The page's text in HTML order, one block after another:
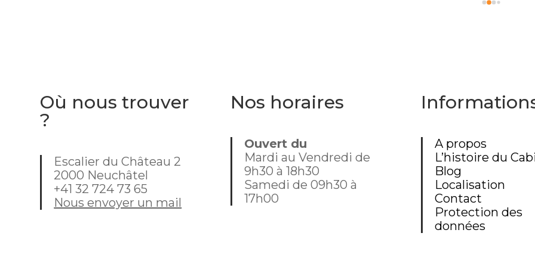
moment donc, dommage que
Où nous trouver
?
Escalier du Château 2
2000 Neuchâtel
+41 32 724 73 65
Nous envoyer un mail
Nos horaires
Ouvert du
Mardi au Vendredi de
9h30 à 18h30
Samedi de 09h30 à
17h00
A propos
L’histoire du
Blog
Localisation
Contact
Protection des
données